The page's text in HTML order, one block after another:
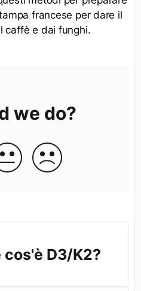
francese per dare il
caffè e dai funghi.
we do?
cos'è D3/K2?